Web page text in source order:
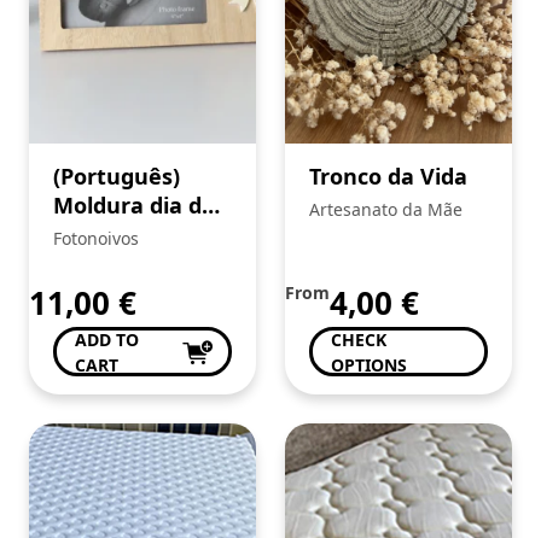
(Português)
Moldura dia do
Pai
Fotonoivos
11,00 €
ADD TO
CART
Tronco da Vida
Artesanato da Mãe
From4,00 €
CHECK
OPTIONS